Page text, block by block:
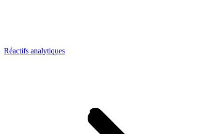
Réactifs analytiques